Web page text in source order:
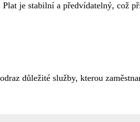
je stabilní a předvídatelný, což
důležité služby, kterou